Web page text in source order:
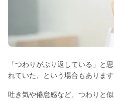
「つわりがぶり返している」と
れていた、という場合もあります
吐き気や倦怠感など、つわりと